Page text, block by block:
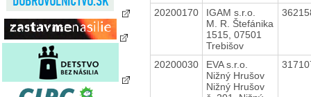
20200170
IGAM s.r.o.
M. R. Štefánika
1515, 07501
Trebišov
20200030
EVA s.r.o.
Nižný Hrušov
Nižný Hrušov